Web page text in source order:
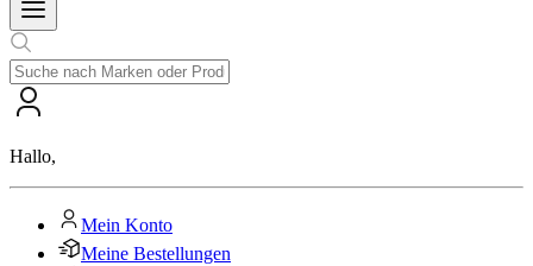
Hallo,
Mein Konto
Meine Bestellungen